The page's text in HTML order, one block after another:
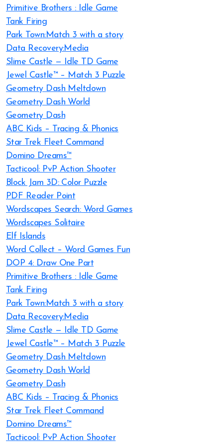
Primitive Brothers : Idle Game
Tank Firing
Park Town:Match 3 with a story
Data Recovery:Media
Slime Castle — Idle TD Game
Jewel Castle™ – Match 3 Puzzle
Geometry Dash Meltdown
Geometry Dash World
Geometry Dash
ABC Kids – Tracing & Phonics
Star Trek Fleet Command
Domino Dreams™
Tacticool: PvP Action Shooter
Block Jam 3D: Color Puzzle
PDF Reader Point
Wordscapes Search: Word Games
Wordscapes Solitaire
Elf Islands
Word Collect – Word Games Fun
DOP 4: Draw One Part
Primitive Brothers : Idle Game
Tank Firing
Park Town:Match 3 with a story
Data Recovery:Media
Slime Castle — Idle TD Game
Jewel Castle™ – Match 3 Puzzle
Geometry Dash Meltdown
Geometry Dash World
Geometry Dash
ABC Kids – Tracing & Phonics
Star Trek Fleet Command
Domino Dreams™
Tacticool: PvP Action Shooter